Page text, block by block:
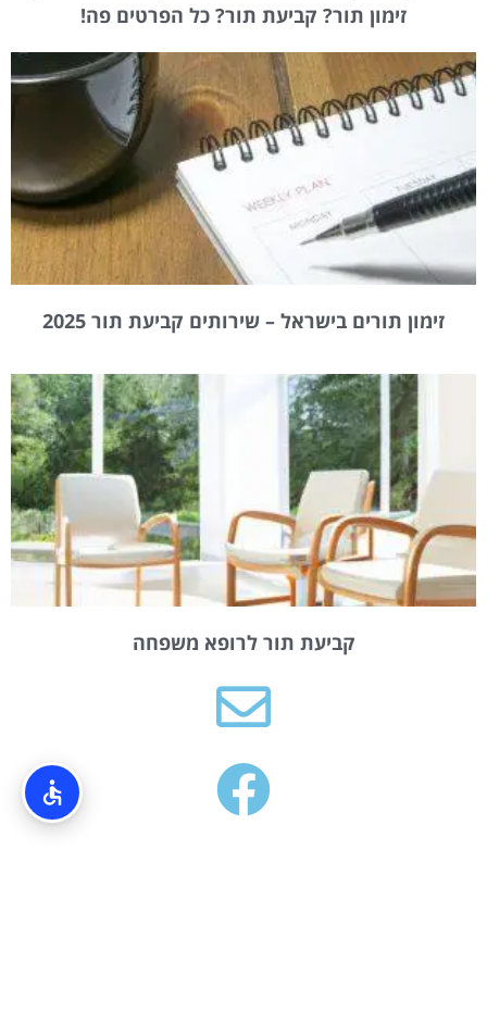
זימון תור? קביעת תור? כל הפרטים פה!
זימון תורים בישראל – שירותים קביעת תור 2025
קביעת תור לרופא משפחה